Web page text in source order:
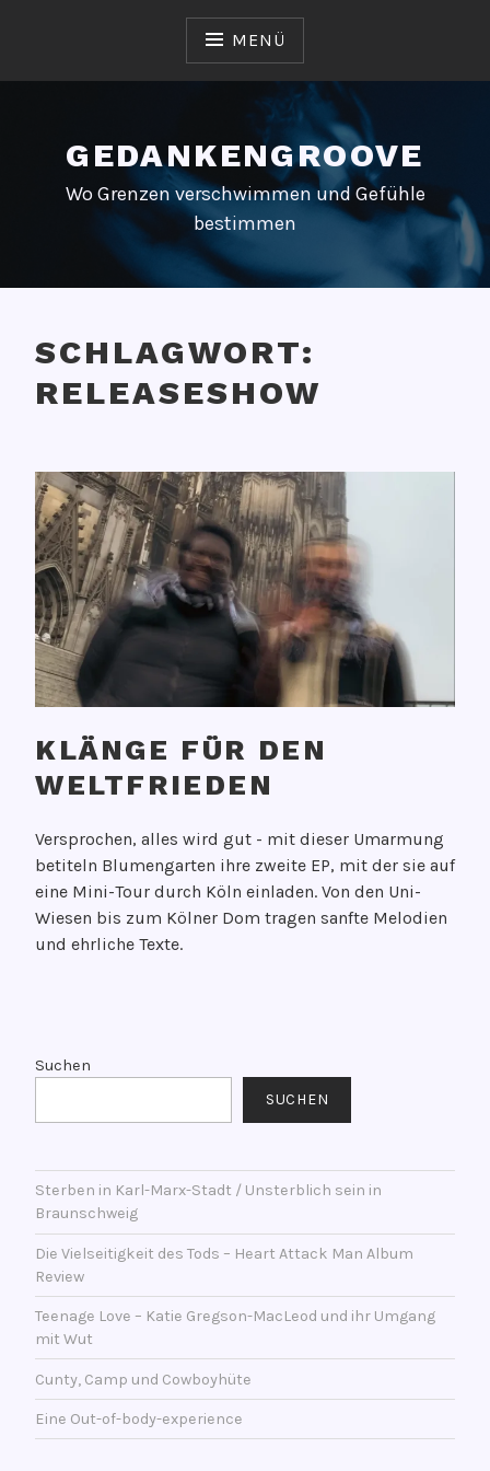
MENÜ
GEDANKENGROOVE
Wo Grenzen verschwimmen und Gefühle
bestimmen
SCHLAGWORT:
RELEASESHOW
KLÄNGE FÜR DEN
WELTFRIEDEN
e
r
ö
f
f
l
i
a
m
1
9
.
F
e
b
r
u
Versprochen, alles wird gut - mit dieser Umarmung
betiteln Blumengarten ihre zweite EP, mit der sie auf
eine Mini-Tour durch Köln einladen. Von den Uni-
Wiesen bis zum Kölner Dom tragen sanfte Melodien
und ehrliche Texte.
r
c
l
a
g
w
o
r
e
t
m
i
Suchen
SUCHEN
Sterben in Karl-Marx-Stadt / Unsterblich sein in
Braunschweig
Die Vielseitigkeit des Tods – Heart Attack Man Album
Review
Teenage Love – Katie Gregson-MacLeod und ihr Umgang
mit Wut
Cunty, Camp und Cowboyhüte
Eine Out-of-body-experience